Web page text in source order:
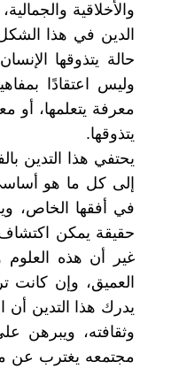
والأخلاقية
الدين في هذا
حالة يتذوقها
وليس اعتقادًا
معرفة يتعلمها، أو
يتذوقها.
يحتفي هذا التدين
إلى كل ما هو
في أفقها الخاص،
حقيقة يمكن اكتشاف
غير أن هذه العلوم
العميق، وإن كانت
يدرك هذا التدين أن
وثقافته، ويبرهن
مجتمعه يغترب عن